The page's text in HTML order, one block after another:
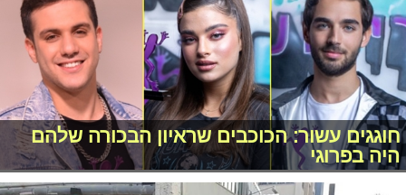
חוגגים עשור: הכוכבים שראיון הבכורה שלהם
היה בפרוגי